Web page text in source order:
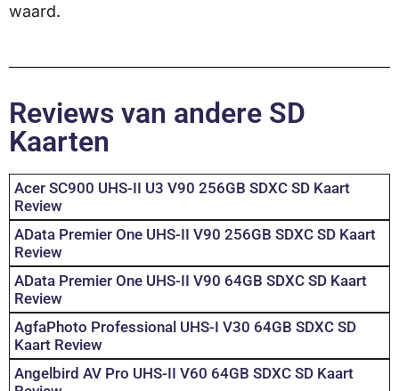
waard.
Reviews van andere SD
Kaarten
Acer SC900 UHS-II U3 V90 256GB SDXC SD Kaart
Review
AData Premier One UHS-II V90 256GB SDXC SD Kaart
Review
AData Premier One UHS-II V90 64GB SDXC SD Kaart
Review
AgfaPhoto Professional UHS-I V30 64GB SDXC SD
Kaart Review
Angelbird AV Pro UHS-II V60 64GB SDXC SD Kaart